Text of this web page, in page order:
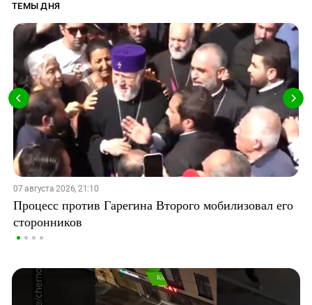
ТЕМЫ ДНЯ
07 августа 2026, 21:10
Процесс против Гарегина Второго мобилизовал его
сторонников